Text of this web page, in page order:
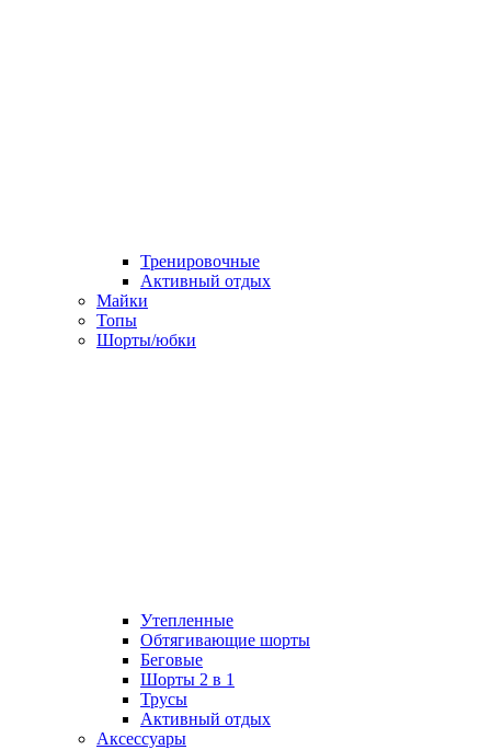
Тренировочные
Активный отдых
Майки
Топы
Шорты/юбки
Утепленные
Обтягивающие шорты
Беговые
Шорты 2 в 1
Трусы
Активный отдых
Аксессуары